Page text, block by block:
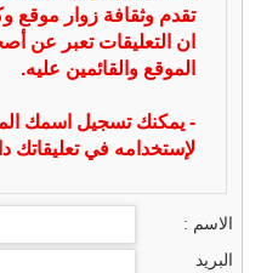
تقدم وثقافة زوار موقع
ان التعليقات تعبر عن
الموقع والقائمين عليه.
- يمكنك تسجيل اسمك
لإستخدامه في تعليقاتك
الاسم :
البريد